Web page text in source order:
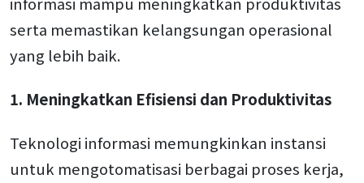
serta memastikan kelangsungan operasional
yang lebih baik.
1. Meningkatkan Efisiensi dan Produktivitas
Teknologi informasi memungkinkan instansi
untuk mengotomatisasi berbagai proses kerja,